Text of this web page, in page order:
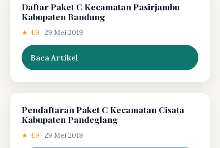
Daftar Paket C Kecamatan Pasirjambu
Kabupaten Bandung
★ 4.9 · 29 Mei 2019
Baca Artikel
Pendaftaran Paket C Kecamatan Cisata
Kabupaten Pandeglang
★ 4.9 · 29 Mei 2019